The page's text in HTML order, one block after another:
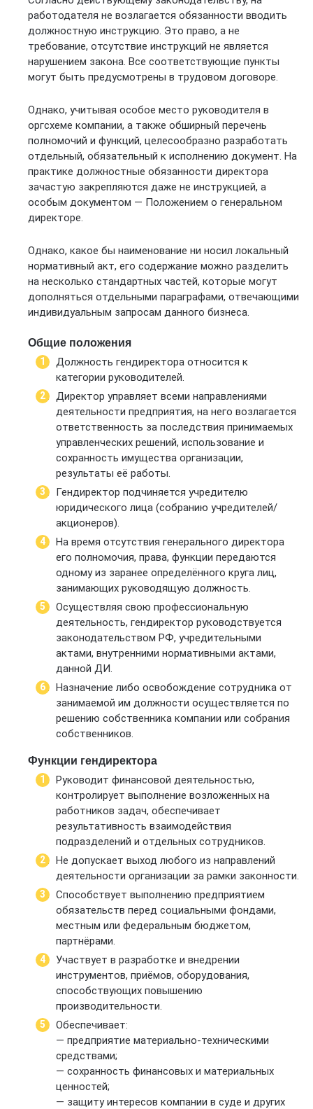
работодателя не возлагается обязанности вводить
должностную инструкцию. Это право, а не
требование, отсутствие инструкций не является
нарушением закона. Все соответствующие пункты
могут быть предусмотрены в трудовом договоре.
Однако, учитывая особое место руководителя в
оргсхеме компании, а также обширный перечень
полномочий и функций, целесообразно разработать
отдельный, обязательный к исполнению документ. На
практике должностные обязанности директора
зачастую закрепляются даже не инструкцией, а
особым документом — Положением о генеральном
директоре.
Однако, какое бы наименование ни носил локальный
нормативный акт, его содержание можно разделить
на несколько стандартных частей, которые могут
дополняться отдельными параграфами, отвечающими
индивидуальным запросам данного бизнеса.
Общие положения
Должность гендиректора относится к
категории руководителей.
Директор управляет всеми направлениями
деятельности предприятия, на него возлагается
ответственность за последствия принимаемых
управленческих решений, использование и
сохранность имущества организации,
результаты её работы.
Гендиректор подчиняется учредителю
юридического лица (собранию учредителей/
акционеров).
На время отсутствия генерального директора
его полномочия, права, функции передаются
одному из заранее определённого круга лиц,
занимающих руководящую должность.
Осуществляя свою профессиональную
деятельность, гендиректор руководствуется
законодательством РФ, учредительными
актами, внутренними нормативными актами,
данной ДИ.
Назначение либо освобождение сотрудника от
занимаемой им должности осуществляется по
решению собственника компании или собрания
собственников.
Функции гендиректора
Руководит финансовой деятельностью,
контролирует выполнение возложенных на
работников задач, обеспечивает
результативность взаимодействия
подразделений и отдельных сотрудников.
Не допускает выход любого из направлений
деятельности организации за рамки законности.
Способствует выполнению предприятием
обязательств перед социальными фондами,
местным или федеральным бюджетом,
партнёрами.
Участвует в разработке и внедрении
инструментов, приёмов, оборудования,
способствующих повышению
производительности.
Обеспечивает:
— предприятие материально-техническими
средствами;
— сохранность финансовых и материальных
ценностей;
— защиту интересов компании в суде и других